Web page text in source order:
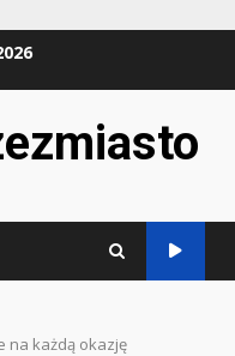
na każdą okazję